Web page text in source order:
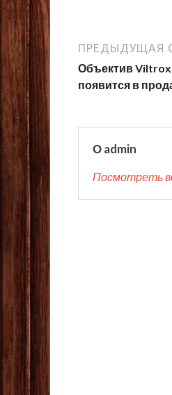
ПРЕДЫДУЩАЯ
Объектив Viltrox
появится в
О admin
Посмотреть